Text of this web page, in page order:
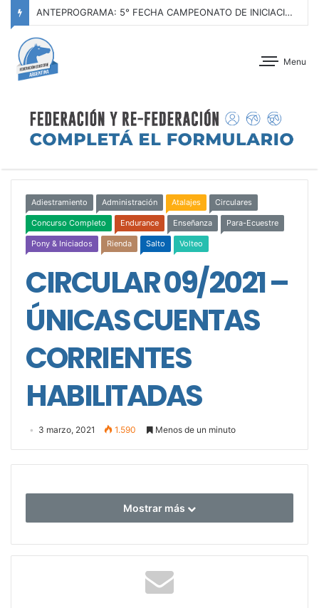
ANTEPROGRAMA: 5° FECHA CAMPEONATO DE INICIACIÓN A LA ACTIVIDAD ECUESTRE ZONA METROPOLITANA SUR – CLUB HÍPICO LA PLATA – 23 DE AGOSTO 2026
Menu
Adiestramiento Administración Atalajes Circulares
Concurso Completo Endurance Enseñanza Para-Ecuestre
Pony & Iniciados Rienda Salto Volteo
CIRCULAR 09/2021 –
ÚNICAS CUENTAS
CORRIENTES
HABILITADAS
3 marzo, 2021 1.590 Menos de un minuto
Mostrar más